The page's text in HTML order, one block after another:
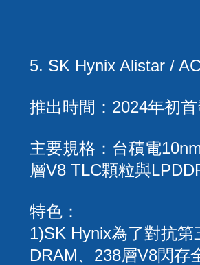
5. SK Hynix Alistar /
推出時間：2024年初
主要規格：台積電
層V8 TLC顆粒與
特色：
1)SK Hynix為了對抗
DRAM、238層V8閃存